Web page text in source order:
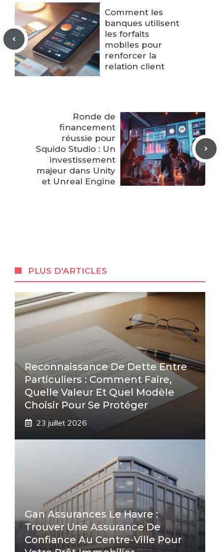
Comment les
banques utilisent
les forfaits
mobiles pour
renforcer la
relation client
Ronde de
financement
réussie pour
Squido Studio : Un
investissement
majeur dans Unity
et Unreal Engine
PLUS D'ARTICLES
Reconnaissance De Dette Entre
Particuliers : Comment Faire,
Quelle Valeur Et Quel Modèle
Choisir Pour Se Protéger
23 juillet 2026
Gan Assurances Le Havre :
Trouver Une Assurance De
Confiance Au Centre-Ville Pour